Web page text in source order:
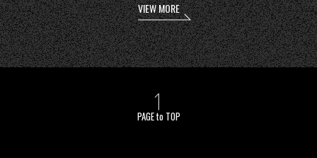
VIEW MORE
PAGE to TOP